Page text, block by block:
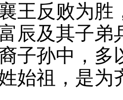
王反败为胜
辰及其子
子孙中，多
始祖，是为